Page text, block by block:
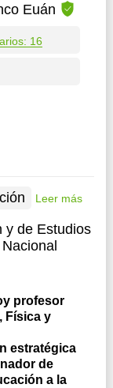
Euán
16
Leer más
y de Estudios
profesor
Física y
estratégica
de
a la